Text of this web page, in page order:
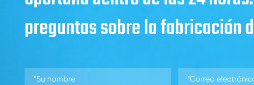
preguntas sobre la fabricación